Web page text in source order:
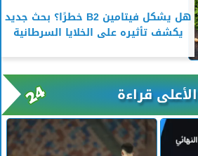
هل يشكل فيتامين B2 خطرًا؟ بحث جديد
يكشف تأثيره على الخلايا السرطانية
الأعلى قراءة